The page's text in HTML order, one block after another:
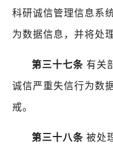
科研诚信管理信息系
为数据信息，并将处
第三十七条 有关
诚信严重失信行为数
戒。
第三十八条 被处